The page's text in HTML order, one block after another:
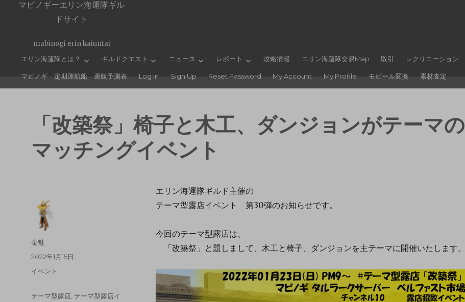
マビノギーエリン海運隊ギル
ドサイト
mabinogi erin kaiuntai
エリン海運隊とは？ ギルドクエスト ニュース レポート 攻略情報 エリン海運隊交易Map 取引 レクリエーション
マビノギ 定期運航船 運航予測表 Log In Sign Up Reset Password My Account My Profile モビール変換 素材査定
「改築祭」椅子と木工、ダンジョンがテーマの
マッチングイベント
エリン海運隊ギルド主催の
テーマ型露店イベント 第30弾のお知らせです。
今回のテーマ型露店は、
「改築祭」と題しまして、木工と椅子、ダンジョンを主テーマに開催いたします。
金魅
2022年1月15日
イベント
テーマ型露店 テーマ型露店イ